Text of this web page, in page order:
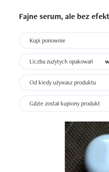
Fajne serum, ale bez
Kupi ponownie
Liczba zużytych opakowań
Od kiedy używasz produktu
Gdzie został kupiony produkt